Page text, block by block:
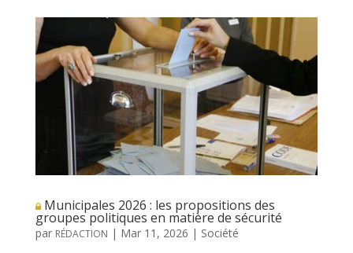
Municipales 2026 : les propositions des
groupes politiques en matière de sécurité
par RÉDACTION | Mar 11, 2026 | Société